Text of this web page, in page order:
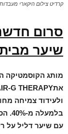
קרדיט צילום היקארי מעבדות
סרום
שיער
מותג הקוסמטיקה
אתG THERAPY
ולעידוד צמיחה
עם שיער דליל על